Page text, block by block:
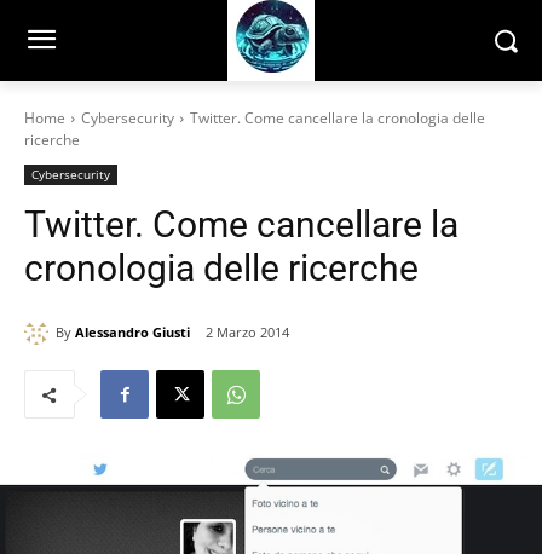
Home Cybersecurity
Twitter. Come cancellare la cronologia delle
ricerche
Cybersecurity
Twitter. Come cancellare la
cronologia delle ricerche
By Alessandro Giusti 2 Marzo 2014